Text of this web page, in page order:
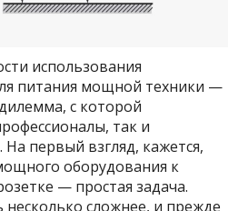
использования
питания мощной техники —
с которой
так и
первый взгляд, кажется,
оборудования к
— простая задача.
сложнее, и прежде